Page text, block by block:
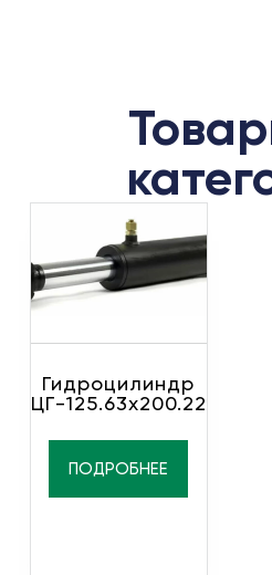
Гидроцилиндр
ЦГ-125.63х200.22
ПОДРОБНЕЕ